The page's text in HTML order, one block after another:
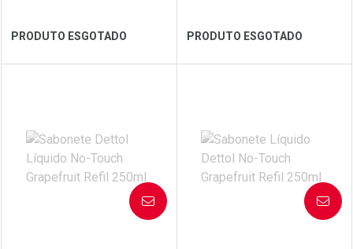
Ver Desconto Convênio Ver Desconto Convênio
PRODUTO ESGOTADO
Laboratório
Por Menos
PRODUTO ESGOTADO
Laboratório
Por Menos
AVISE-ME AVISE-ME